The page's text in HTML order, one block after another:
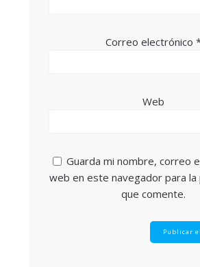
Correo electrónico
Web
Guarda mi nombre, correo
web en este navegador para la
que comente.